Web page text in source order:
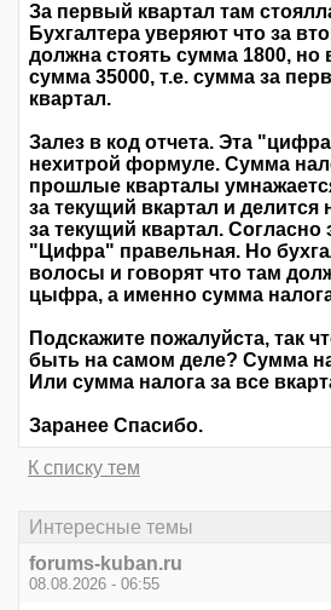
За первый квартал там
Бухгалтера уверяют что за
должна стоять сумма 1800, но
сумма 35000, т.е. сумма за
квартал.
Залез в код отчета. Эта
нехитрой формуле. Сумма
прошлые кварталы
за текущий вкартал и делится
за текущий квартал.
"Цифра" правельная. Но
волосы и говорят что там
цыфра, а именно сумма налога
Подскажите пожалуйста, так
быть на самом деле? Сумма
Или сумма налога за все
Заранее Спасибо.
К списку тем
Интересные темы
forums-kuban.ru
08.08.2026 - 06:55